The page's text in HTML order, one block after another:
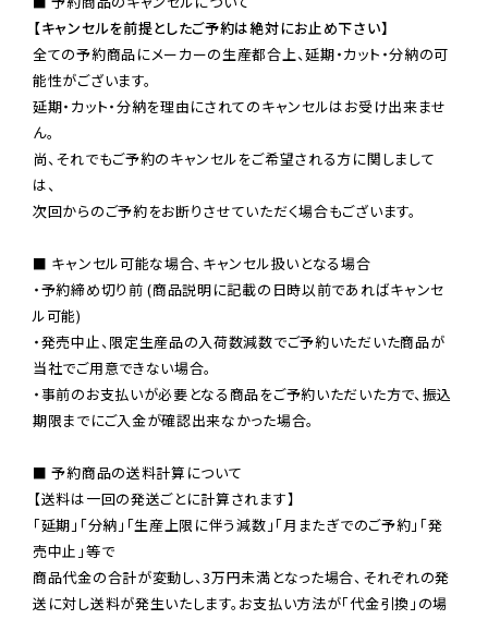
【キャンセルを前提としたご予約は絶対にお止め下さい】
全ての予約商品にメーカーの生産都合上、延期・カット・分納の可
能性がございます。
延期・カット・分納を理由にされてのキャンセルはお受け出来ませ
ん。
尚、それでもご予約のキャンセルをご希望される方に関しまして
は、
次回からのご予約をお断りさせていただく場合もございます。
■ キャンセル可能な場合、キャンセル扱いとなる場合
・予約締め切り前 (商品説明に記載の日時以前であればキャンセ
ル可能)
・発売中止、限定生産品の入荷数減数でご予約いただいた商品が
当社でご用意できない場合。
・事前のお支払いが必要となる商品をご予約いただいた方で、振込
期限までにご入金が確認出来なかった場合。
■ 予約商品の送料計算について
【送料は一回の発送ごとに計算されます】
「延期」「分納」「生産上限に伴う減数」「月またぎでのご予約」「発
売中止」等で
商品代金の合計が変動し、3万円未満となった場合、それぞれの発
送に対し送料が発生いたします。お支払い方法が「代金引換」の場